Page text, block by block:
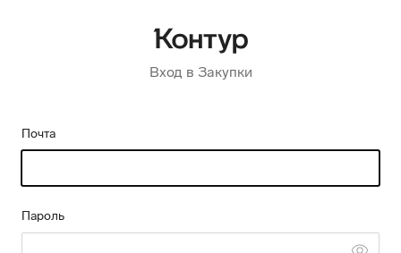
Вход в Закупки
Почта
Пароль